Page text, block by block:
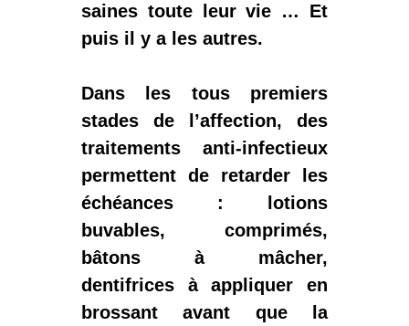
saines toute leur vie … Et
puis il y a les autres.
Dans les tous premiers
stades de l’affection, des
traitements anti-infectieux
permettent de retarder les
échéances : lotions
buvables, comprimés,
bâtons à mâcher,
dentifrices à appliquer en
brossant avant que la